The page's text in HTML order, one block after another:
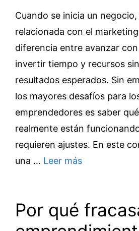
Cuando se inicia un
relacionada con el
diferencia entre avanzar
invertir tiempo y recursos
resultados esperados. Sin
los mayores desafíos para
emprendedores es saber
realmente están
requieren ajustes. En este
una … Leer más
Por qué